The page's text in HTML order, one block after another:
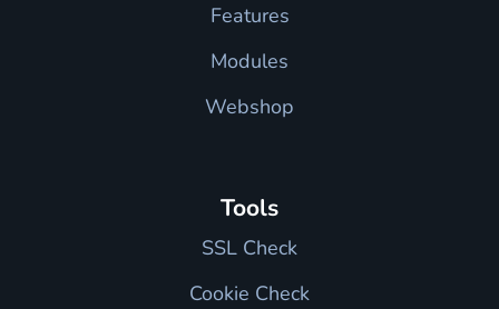
Features
Modules
Webshop
Tools
SSL Check
Cookie Check